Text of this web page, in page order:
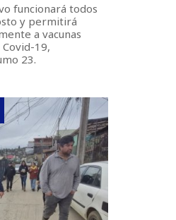
funcionará todos
y permitirá
a vacunas
19,
23.